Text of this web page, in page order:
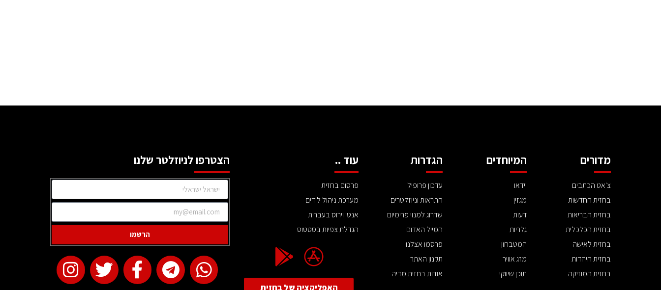
מדורים
צ'אט הכתבים
בחזית החדשות
בחזית הבריאות
בחזית הכלכלית
בחזית לאישה
בחזית היהדות
בחזית המוזיקה
המיוחדים
וידאו
מגזין
דעות
גלריות
המטבחון
מזג אוויר
תוכן שיווקי
הגדרות
עדכון פרופיל
התראות וניוזלטרים
שדרוג למנוי פרימיום
המייל האדום
פרסמו אצלנו
תקנון האתר
אודות בחזית מדיה
עוד ..
פרסום בחזית
מערכת ניהול לידים
אנטי וירוס בעברית
הגדלת צפיות בסטטוס
האפליקציה של בחזית
הצטרפו לניוזלטר שלנו
הרשמו